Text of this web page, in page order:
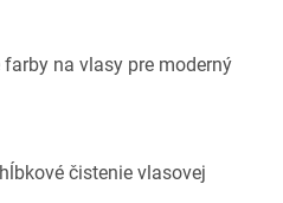
na vlasy pre moderný
čistenie vlasovej